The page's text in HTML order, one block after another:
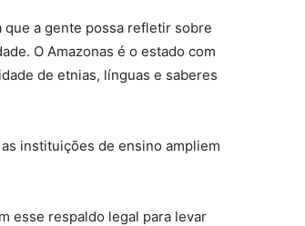
que a gente possa refletir sobre
O Amazonas é o estado com
de etnias, línguas e saberes
instituições de ensino ampliem
esse respaldo legal para levar